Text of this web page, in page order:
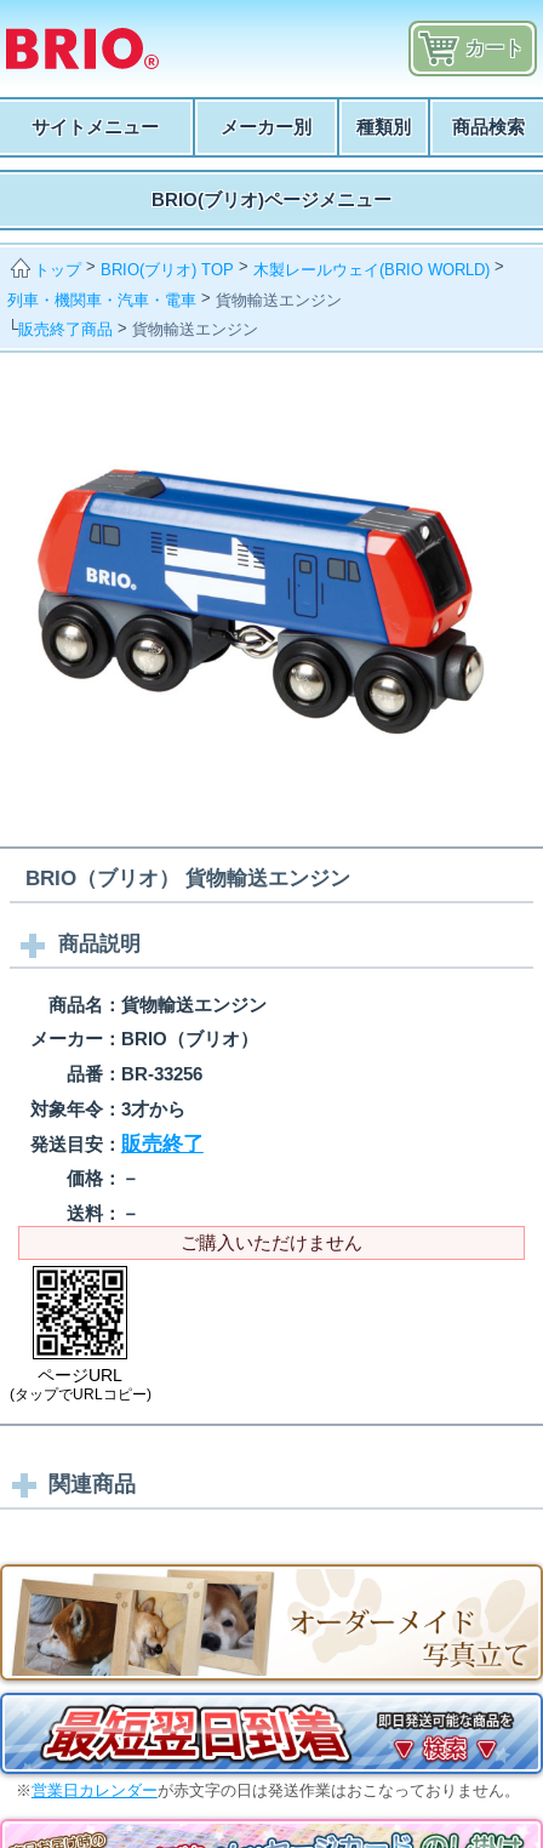
カート
サイトメニュー メーカー別 種類別 商品検索
BRIO(ブリオ)ページメニュー
トップ> BRIO(ブリオ) TOP > 木製レールウェイ(BRIO WORLD) >
列車・機関車・汽車・電車 >貨物輸送エンジン
└販売終了商品 >貨物輸送エンジン
BRIO（ブリオ） 貨物輸送エンジン
商品説明
商品名： 貨物輸送エンジン
メーカー： BRIO（ブリオ）
品番： BR-33256
対象年令： 3才から
発送目安： 販売終了
価格： －
送料： －
ご購入いただけません
ページURL
(タップでURLコピー)
関連商品
※営業日カレンダーが赤文字の日は発送作業はおこなっておりません。